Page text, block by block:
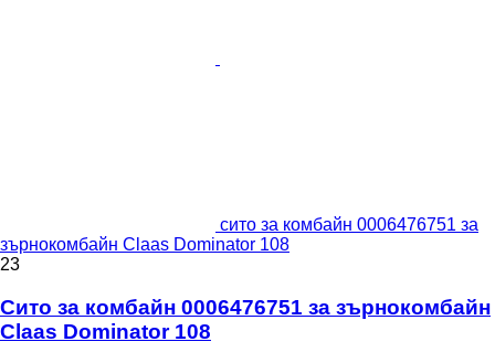
сито за комбайн 0006476751 за
зърнокомбайн Claas Dominator 108
23
Сито за комбайн 0006476751 за зърнокомбайн
Claas Dominator 108